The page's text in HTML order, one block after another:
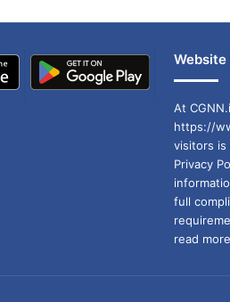
At
https://
visitors
Privacy
full
read